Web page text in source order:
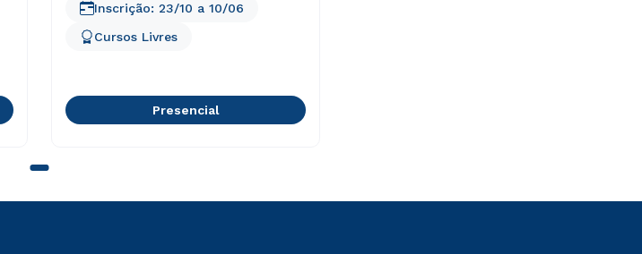
Cursos Livres
Inscrição: 23/10 a 10/06
Presencial